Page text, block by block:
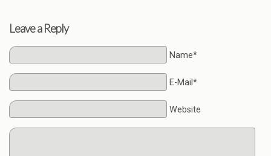
Leave a Reply
Name*
E-Mail*
Website